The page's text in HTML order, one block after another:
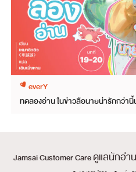
everY
ทดลองอ่าน ในข่าวลือนายน่ารักกว่า
Jamsai Customer Careดูแลนักอ่า